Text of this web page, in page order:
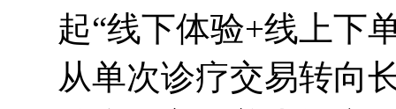
起“线下体验+线上下
从单次诊疗交易转向